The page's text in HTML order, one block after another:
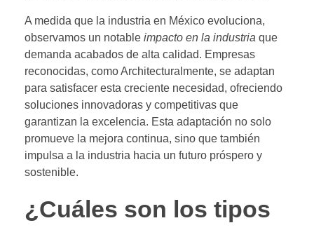
A medida que la industria en México evoluciona,
observamos un notable impacto en la industria que
demanda acabados de alta calidad. Empresas
reconocidas, como Architecturalmente, se adaptan
para satisfacer esta creciente necesidad, ofreciendo
soluciones innovadoras y competitivas que
garantizan la excelencia. Esta adaptación no solo
promueve la mejora continua, sino que también
impulsa a la industria hacia un futuro próspero y
sostenible.
¿Cuáles son los tipos